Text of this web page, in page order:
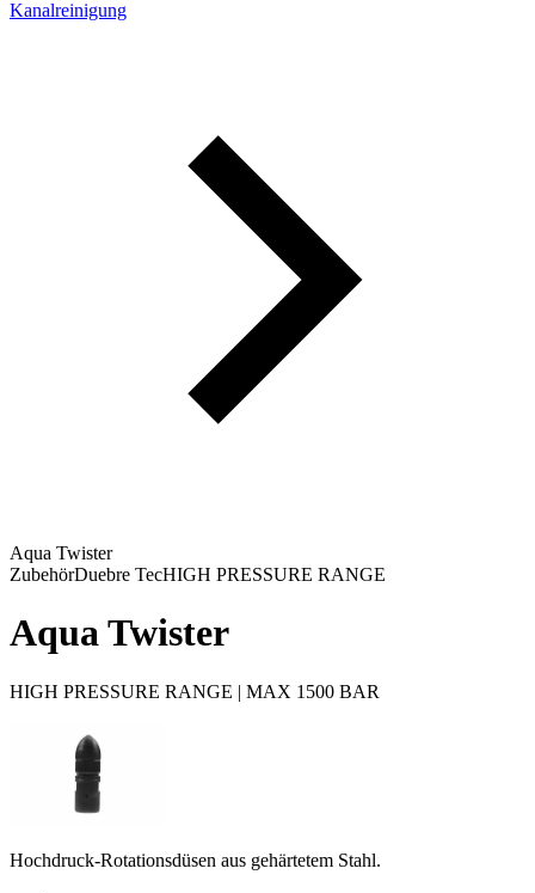
Kanalreinigung
Aqua Twister
ZubehörDuebre TecHIGH PRESSURE RANGE
Aqua Twister
HIGH PRESSURE RANGE | MAX 1500 BAR
Hochdruck-Rotationsdüsen aus gehärtetem Stahl.